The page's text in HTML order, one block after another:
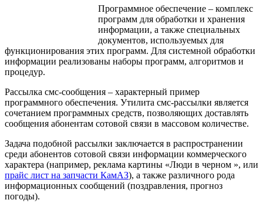
Программное обеспечение – комплекс
программ для обработки и хранения
информации, а также специальных
документов, используемых для
функционирования этих программ. Для системной обработки
информации реализованы наборы программ, алгоритмов и
процедур.
Рассылка смс-сообщения – характерный пример
программного обеспечения. Утилита смс-рассылки является
сочетанием программных средств, позволяющих доставлять
сообщения абонентам сотовой связи в массовом количестве.
Задача подобной рассылки заключается в распространении
среди абонентов сотовой связи информации коммерческого
характера (например, реклама картины «Люди в черном », или
прайс лист на запчасти КамАЗ), а также различного рода
информационных сообщений (поздравления, прогноз
погоды).